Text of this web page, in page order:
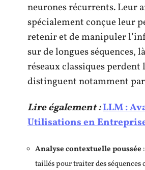
neurones récurrents. Leur
spécialement conçue leur
retenir et de manipuler
sur de longues séquences,
réseaux classiques perdent
distinguent notamment
Lire également :LLM :
Utilisations en
Analyse contextuelle poussée
taillés pour traiter des séquences